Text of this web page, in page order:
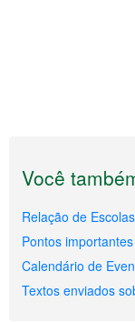
Você
Relação de
Pontos
Calendário de
Textos enviados